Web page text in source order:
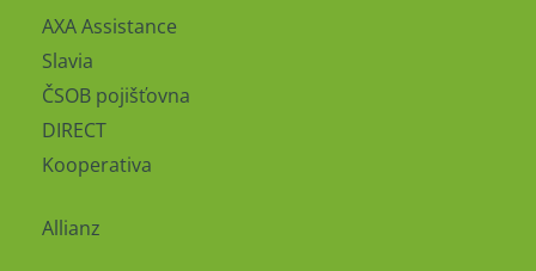
AXA Assistance
Slavia
ČSOB pojišťovna
DIRECT
Kooperativa
Allianz